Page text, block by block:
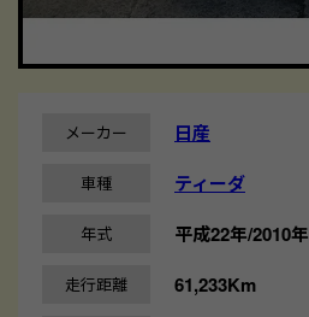
メーカー 日産
車種 ティーダ
年式 平成22年/2010年
走行距離 61,233Km